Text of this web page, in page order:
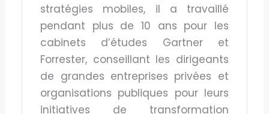
stratégies mobiles, il a travaillé
pendant plus de 10 ans pour les
cabinets d’études Gartner et
Forrester, conseillant les dirigeants
de grandes entreprises privées et
organisations publiques pour leurs
initiatives de transformation